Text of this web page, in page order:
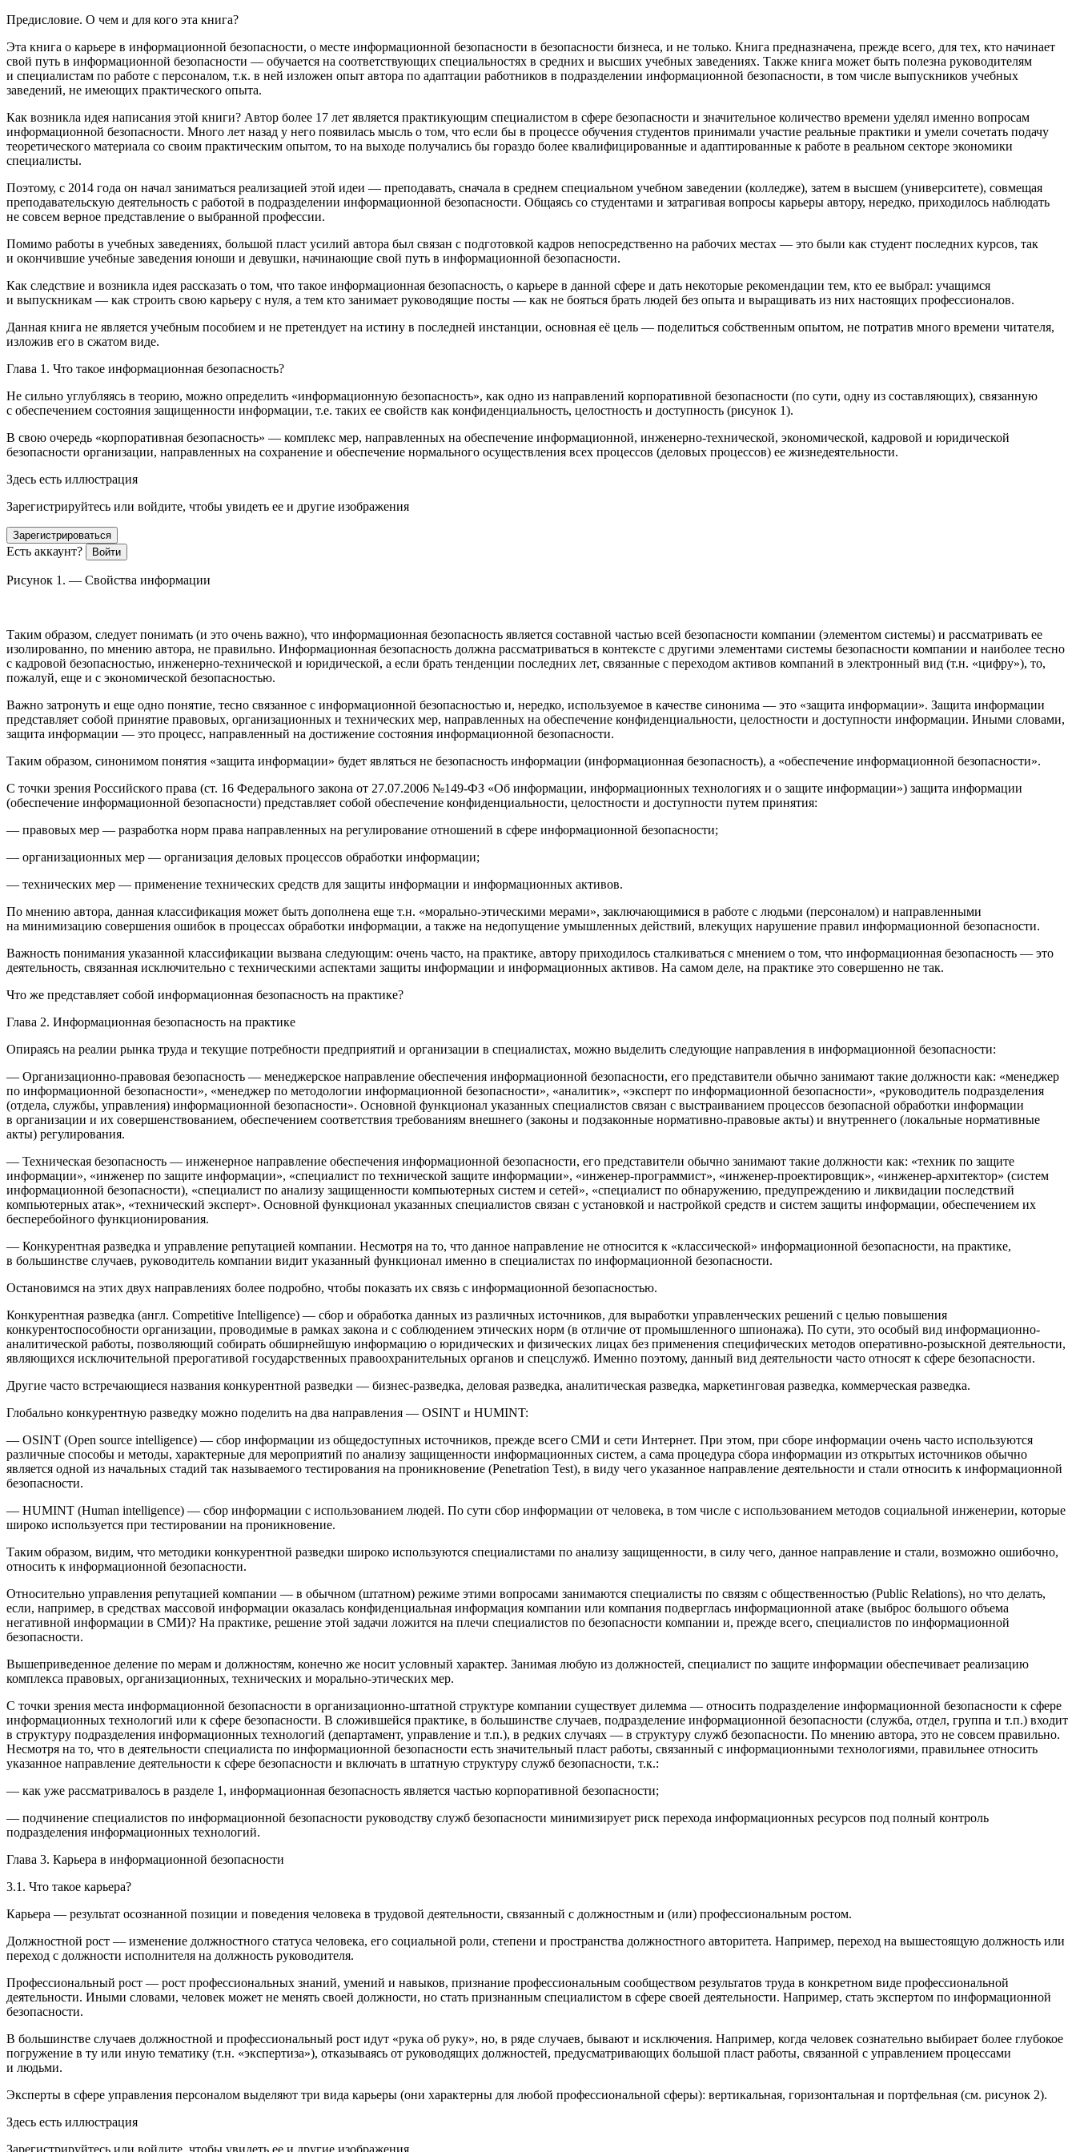
Предисловие. О чем и для кого эта книга?
Эта книга о карьере в информационной безопасности, о месте информационной безопасности в безопасности бизнеса, и не только. Книга предназначена, прежде всего, для тех, кто начинает
свой путь в информационной безопасности — обучается на соответствующих специальностях в средних и высших учебных заведениях. Также книга может быть полезна руководителям
и специалистам по работе с персоналом, т.к. в ней изложен опыт автора по адаптации работников в подразделении информационной безопасности, в том числе выпускников учебных
заведений, не имеющих практического опыта.
Как возникла идея написания этой книги? Автор более 17 лет является практикующим специалистом в сфере безопасности и значительное количество времени уделял именно вопросам
информационной безопасности. Много лет назад у него появилась мысль о том, что если бы в процессе обучения студентов принимали участие реальные практики и умели сочетать подачу
теоретического материала со своим практическим опытом, то на выходе получались бы гораздо более квалифицированные и адаптированные к работе в реальном секторе экономики
специалисты.
Поэтому, с 2014 года он начал заниматься реализацией этой идеи — преподавать, сначала в среднем специальном учебном заведении (колледже), затем в высшем (университете), совмещая
преподавательскую деятельность с работой в подразделении информационной безопасности. Общаясь со студентами и затрагивая вопросы карьеры автору, нередко, приходилось наблюдать
не совсем верное представление о выбранной профессии.
Помимо работы в учебных заведениях, большой пласт усилий автора был связан с подготовкой кадров непосредственно на рабочих местах — это были как студент последних курсов, так
и окончившие учебные заведения юноши и девушки, начинающие свой путь в информационной безопасности.
Как следствие и возникла идея рассказать о том, что такое информационная безопасность, о карьере в данной сфере и дать некоторые рекомендации тем, кто ее выбрал: учащимся
и выпускникам — как строить свою карьеру с нуля, а тем кто занимает руководящие посты — как не бояться брать людей без опыта и выращивать из них настоящих профессионалов.
Данная книга не является учебным пособием и не претендует на истину в последней инстанции, основная её цель — поделиться собственным опытом, не потратив много времени читателя,
изложив его в сжатом виде.
Глава 1. Что такое информационная безопасность?
Не сильно углубляясь в теорию, можно определить «информационную безопасность», как одно из направлений корпоративной безопасности (по сути, одну из составляющих), связанную
с обеспечением состояния защищенности информации, т.е. таких ее свойств как конфиденциальность, целостность и доступность (рисунок 1).
В свою очередь «корпоративная безопасность» — комплекс мер, направленных на обеспечение информационной, инженерно-технической, экономической, кадровой и юридической
безопасности организации, направленных на сохранение и обеспечение нормального осуществления всех процессов (деловых процессов) ее жизнедеятельности.
Здесь есть иллюстрация
Зарегистрируйтесь или войдите, чтобы увидеть ее и другие изображения
Зарегистрироваться
Есть аккаунт? Войти
Рисунок 1. — Свойства информации
Таким образом, следует понимать (и это очень важно), что информационная безопасность является составной частью всей безопасности компании (элементом системы) и рассматривать ее
изолированно, по мнению автора, не правильно. Информационная безопасность должна рассматриваться в контексте с другими элементами системы безопасности компании и наиболее тесно
с кадровой безопасностью, инженерно-технической и юридической, а если брать тенденции последних лет, связанные с переходом активов компаний в электронный вид (т.н. «цифру»), то,
пожалуй, еще и с экономической безопасностью.
Важно затронуть и еще одно понятие, тесно связанное с информационной безопасностью и, нередко, используемое в качестве синонима — это «защита информации». Защита информации
представляет собой принятие правовых, организационных и технических мер, направленных на обеспечение конфиденциальности, целостности и доступности информации. Иными словами,
защита информации — это процесс, направленный на достижение состояния информационной безопасности.
Таким образом, синонимом понятия «защита информации» будет являться не безопасность информации (информационная безопасность), а «обеспечение информационной безопасности».
С точки зрения Российского права (ст. 16 Федерального закона от 27.07.2006 №149-ФЗ «Об информации, информационных технологиях и о защите информации») защита информации
(обеспечение информационной безопасности) представляет собой обеспечение конфиденциальности, целостности и доступности путем принятия:
— правовых мер — разработка норм права направленных на регулирование отношений в сфере информационной безопасности;
— организационных мер — организация деловых процессов обработки информации;
— технических мер — применение технических средств для защиты информации и информационных активов.
По мнению автора, данная классификация может быть дополнена еще т.н. «морально-этическими мерами», заключающимися в работе с людьми (персоналом) и направленными
на минимизацию совершения ошибок в процессах обработки информации, а также на недопущение умышленных действий, влекущих нарушение правил информационной безопасности.
Важность понимания указанной классификации вызвана следующим: очень часто, на практике, автору приходилось сталкиваться с мнением о том, что информационная безопасность — это
деятельность, связанная исключительно с техническими аспектами защиты информации и информационных активов. На самом деле, на практике это совершенно не так.
Что же представляет собой информационная безопасность на практике?
Глава 2. Информационная безопасность на практике
Опираясь на реалии рынка труда и текущие потребности предприятий и организации в специалистах, можно выделить следующие направления в информационной безопасности:
— Организационно-правовая безопасность — менеджерское направление обеспечения информационной безопасности, его представители обычно занимают такие должности как: «менеджер
по информационной безопасности», «менеджер по методологии информационной безопасности», «аналитик», «эксперт по информационной безопасности», «руководитель подразделения
(отдела, службы, управления) информационной безопасности». Основной функционал указанных специалистов связан с выстраиванием процессов безопасной обработки информации
в организации и их совершенствованием, обеспечением соответствия требованиям внешнего (законы и подзаконные нормативно-правовые акты) и внутреннего (локальные нормативные
акты) регулирования.
— Техническая безопасность — инженерное направление обеспечения информационной безопасности, его представители обычно занимают такие должности как: «техник по защите
информации», «инженер по защите информации», «специалист по технической защите информации», «инженер-программист», «инженер-проектировщик», «инженер-архитектор» (систем
информационной безопасности), «специалист по анализу защищенности компьютерных систем и сетей», «специалист по обнаружению, предупреждению и ликвидации последствий
компьютерных атак», «технический эксперт». Основной функционал указанных специалистов связан с установкой и настройкой средств и систем защиты информации, обеспечением их
бесперебойного функционирования.
— Конкурентная разведка и управление репутацией компании. Несмотря на то, что данное направление не относится к «классической» информационной безопасности, на практике,
в большинстве случаев, руководитель компании видит указанный функционал именно в специалистах по информационной безопасности.
Остановимся на этих двух направлениях более подробно, чтобы показать их связь с информационной безопасностью.
Конкурентная разведка (англ. Competitive Intelligence) — сбор и обработка данных из различных источников, для выработки управленческих решений с целью повышения
конкурентоспособности организации, проводимые в рамках закона и с соблюдением этических норм (в отличие от промышленного шпионажа). По сути, это особый вид информационно-
аналитической работы, позволяющий собирать обширнейшую информацию о юридических и физических лицах без применения специфических методов оперативно-розыскной деятельности,
являющихся исключительной прерогативой государственных правоохранительных органов и спецслужб. Именно поэтому, данный вид деятельности часто относят к сфере безопасности.
Другие часто встречающиеся названия конкурентной разведки — бизнес-разведка, деловая разведка, аналитическая разведка, маркетинговая разведка, коммерческая разведка.
Глобально конкурентную разведку можно поделить на два направления — OSINT и HUMINT:
— OSINT (Open source intelligence) — сбор информации из общедоступных источников, прежде всего СМИ и сети Интернет. При этом, при сборе информации очень часто используются
различные способы и методы, характерные для мероприятий по анализу защищенности информационных систем, а сама процедура сбора информации из открытых источников обычно
является одной из начальных стадий так называемого тестирования на проникновение (Penetration Test), в виду чего указанное направление деятельности и стали относить к информационной
безопасности.
— HUMINT (Human intelligence) — сбор информации с использованием людей. По сути сбор информации от человека, в том числе с использованием методов социальной инженерии, которые
широко используется при тестировании на проникновение.
Таким образом, видим, что методики конкурентной разведки широко используются специалистами по анализу защищенности, в силу чего, данное направление и стали, возможно ошибочно,
относить к информационной безопасности.
Относительно управления репутацией компании — в обычном (штатном) режиме этими вопросами занимаются специалисты по связям с общественностью (Public Relations), но что делать,
если, например, в средствах массовой информации оказалась конфиденциальная информация компании или компания подверглась информационной атаке (выброс большого объема
негативной информации в СМИ)? На практике, решение этой задачи ложится на плечи специалистов по безопасности компании и, прежде всего, специалистов по информационной
безопасности.
Вышеприведенное деление по мерам и должностям, конечно же носит условный характер. Занимая любую из должностей, специалист по защите информации обеспечивает реализацию
комплекса правовых, организационных, технических и морально-этических мер.
С точки зрения места информационной безопасности в организационно-штатной структуре компании существует дилемма — относить подразделение информационной безопасности к сфере
информационных технологий или к сфере безопасности. В сложившейся практике, в большинстве случаев, подразделение информационной безопасности (служба, отдел, группа и т.п.) входит
в структуру подразделения информационных технологий (департамент, управление и т.п.), в редких случаях — в структуру служб безопасности. По мнению автора, это не совсем правильно.
Несмотря на то, что в деятельности специалиста по информационной безопасности есть значительный пласт работы, связанный с информационными технологиями, правильнее относить
указанное направление деятельности к сфере безопасности и включать в штатную структуру служб безопасности, т.к.:
— как уже рассматривалось в разделе 1, информационная безопасность является частью корпоративной безопасности;
— подчинение специалистов по информационной безопасности руководству служб безопасности минимизирует риск перехода информационных ресурсов под полный контроль
подразделения информационных технологий.
Глава 3. Карьера в информационной безопасности
3.1. Что такое карьера?
Карьера — результат осознанной позиции и поведения человека в трудовой деятельности, связанный с должностным и (или) профессиональным ростом.
Должностной рост — изменение должностного статуса человека, его социальной роли, степени и пространства должностного авторитета. Например, переход на вышестоящую должность или
переход с должности исполнителя на должность руководителя.
Профессиональный рост — рост профессиональных знаний, умений и навыков, признание профессиональным сообществом результатов труда в конкретном виде профессиональной
деятельности. Иными словами, человек может не менять своей должности, но стать признанным специалистом в сфере своей деятельности. Например, стать экспертом по информационной
безопасности.
В большинстве случаев должностной и профессиональный рост идут «рука об руку», но, в ряде случаев, бывают и исключения. Например, когда человек сознательно выбирает более глубокое
погружение в ту или иную тематику (т.н. «экспертиза»), отказываясь от руководящих должностей, предусматривающих большой пласт работы, связанной с управлением процессами
и людьми.
Эксперты в сфере управления персоналом выделяют три вида карьеры (они характерны для любой профессиональной сферы): вертикальная, горизонтальная и портфельная (см. рисунок 2).
Здесь есть иллюстрация
Зарегистрируйтесь или войдите, чтобы увидеть ее и другие изображения